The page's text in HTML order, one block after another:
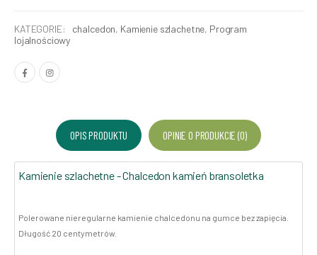
KATEGORIE: chalcedon, Kamienie szlachetne, Program
lojalnościowy
OPIS PRODUKTU OPINIE O PRODUKCIE (0)
Kamienie szlachetne - Chalcedon kamień bransoletka
Polerowane nieregularne kamienie chalcedonu na gumce bez zapięcia.
Długość 20 centymetrów.